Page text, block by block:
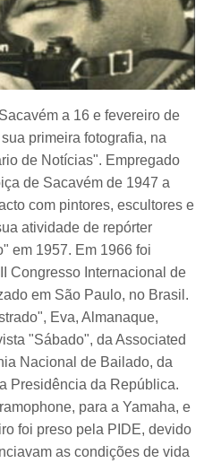
a 16 e fevereiro de
primeira fotografia, na
de Notícias". Empregado
de Sacavém de 1947 a
com pintores, escultores e
atividade de repórter
em 1957. Em 1966 foi
Congresso Internacional de
em São Paulo, no Brasil.
Eva, Almanaque,
"Sábado", da Associated
Nacional de Bailado, da
Presidência da República.
para a Yamaha, e
foi preso pela PIDE, devido
as condições de vida